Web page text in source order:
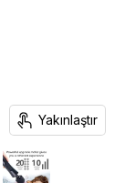
Yakınlaştır